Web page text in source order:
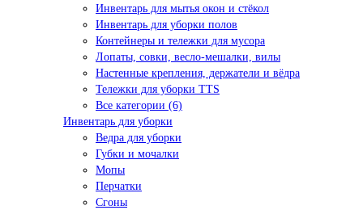
Инвентарь для мытья окон и стёкол
Инвентарь для уборки полов
Контейнеры и тележки для мусора
Лопаты, совки, весло-мешалки, вилы
Настенные крепления, держатели и вёдра
Тележки для уборки TTS
Все категории (6)
Инвентарь для уборки
Ведра для уборки
Губки и мочалки
Мопы
Перчатки
Сгоны